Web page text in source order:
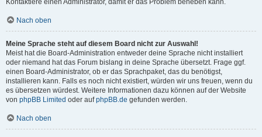
Kontaktiere einen Administrator, damit er das Problem beheben kann.
Nach oben
Meine Sprache steht auf diesem Board nicht zur Auswahl!
Meist hat die Board-Administration entweder deine Sprache nicht installiert
oder niemand hat das Forum bislang in deine Sprache übersetzt. Frage ggf.
einen Board-Administrator, ob er das Sprachpaket, das du benötigst,
installieren kann. Falls es noch nicht existiert, würden wir uns freuen, wenn du
es übersetzen würdest. Weitere Informationen dazu können auf der Website
von phpBB Limited oder aufphpBB.de gefunden werden.
Nach oben